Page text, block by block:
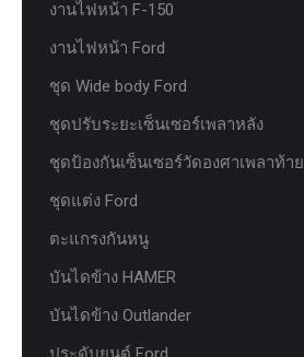
งานไฟหน้า F-150
งานไฟหน้า Ford
ชุด Wide body Ford
ชุดปรับระยะเซ็นเซอร์เพลาหลัง
ชุดป้องกันเซ็นเซอร์วัดองศาเพลาท้าย
ชุดแต่ง Ford
ตะแกรงกันหนู
บันไดข้าง HAMER
บันไดข้าง Outlander